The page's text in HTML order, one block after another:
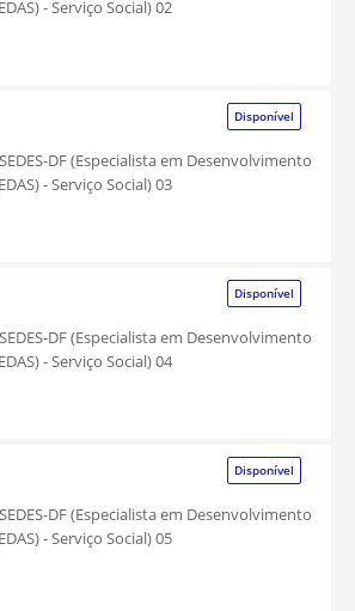
- Serviço Social) 02
Disponível
DF (Especialista em Desenvolvimento
- Serviço Social) 03
Disponível
DF (Especialista em Desenvolvimento
- Serviço Social) 04
Disponível
DF (Especialista em Desenvolvimento
- Serviço Social) 05